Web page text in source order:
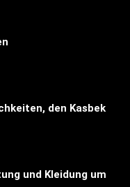
den Kasbek
und Kleidung um